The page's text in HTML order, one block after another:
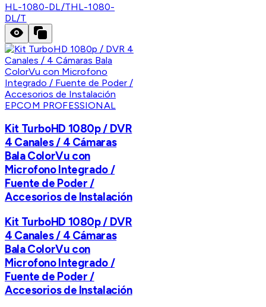
HL-1080-DL/THL-1080-
DL/T
EPCOM PROFESSIONAL
Kit TurboHD 1080p / DVR
4 Canales / 4 Cámaras
Bala ColorVu con
Microfono Integrado /
Fuente de Poder /
Accesorios de Instalación
Kit TurboHD 1080p / DVR
4 Canales / 4 Cámaras
Bala ColorVu con
Microfono Integrado /
Fuente de Poder /
Accesorios de Instalación